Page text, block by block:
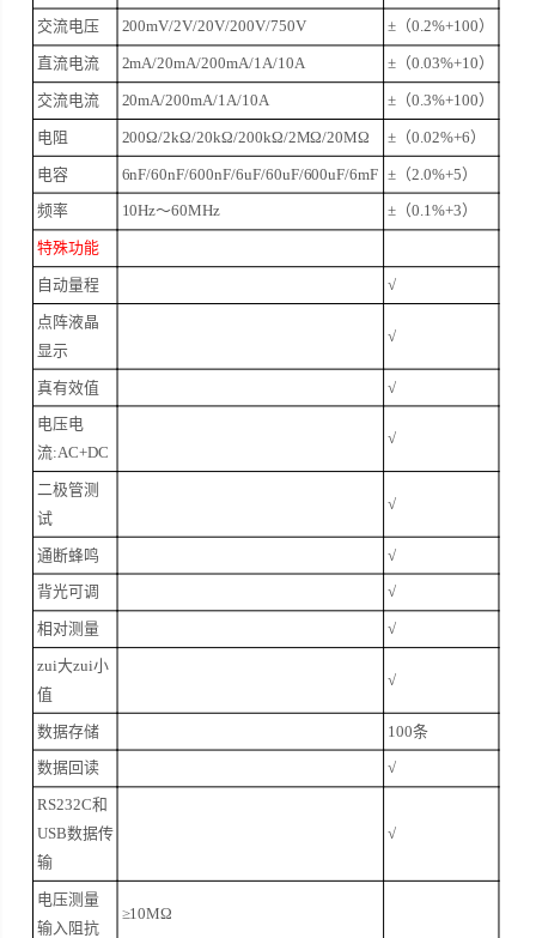
交流电压 200mV/2V/20V/200V/750V ±（0.2%+100）
直流电流 2mA/20mA/200mA/1A/10A ±（0.03%+10）
交流电流 20mA/200mA/1A/10A ±（0.3%+100）
电阻 200Ω/2kΩ/20kΩ/200kΩ/2MΩ/20MΩ ±（0.02%+6）
电容 6nF/60nF/600nF/6uF/60uF/600uF/6mF ±（2.0%+5）
频率 10Hz～60MHz ±（0.1%+3）
特殊功能
自动量程 √
点阵液晶
显示
√
真有效值 √
电压电
流:AC+DC
√
二极管测
试
√
通断蜂鸣 √
背光可调 √
相对测量 √
zui大zui小
值
√
数据存储 100条
数据回读 √
RS232C和
USB数据传
输
√
电压测量
输入阻抗
≥10MΩ